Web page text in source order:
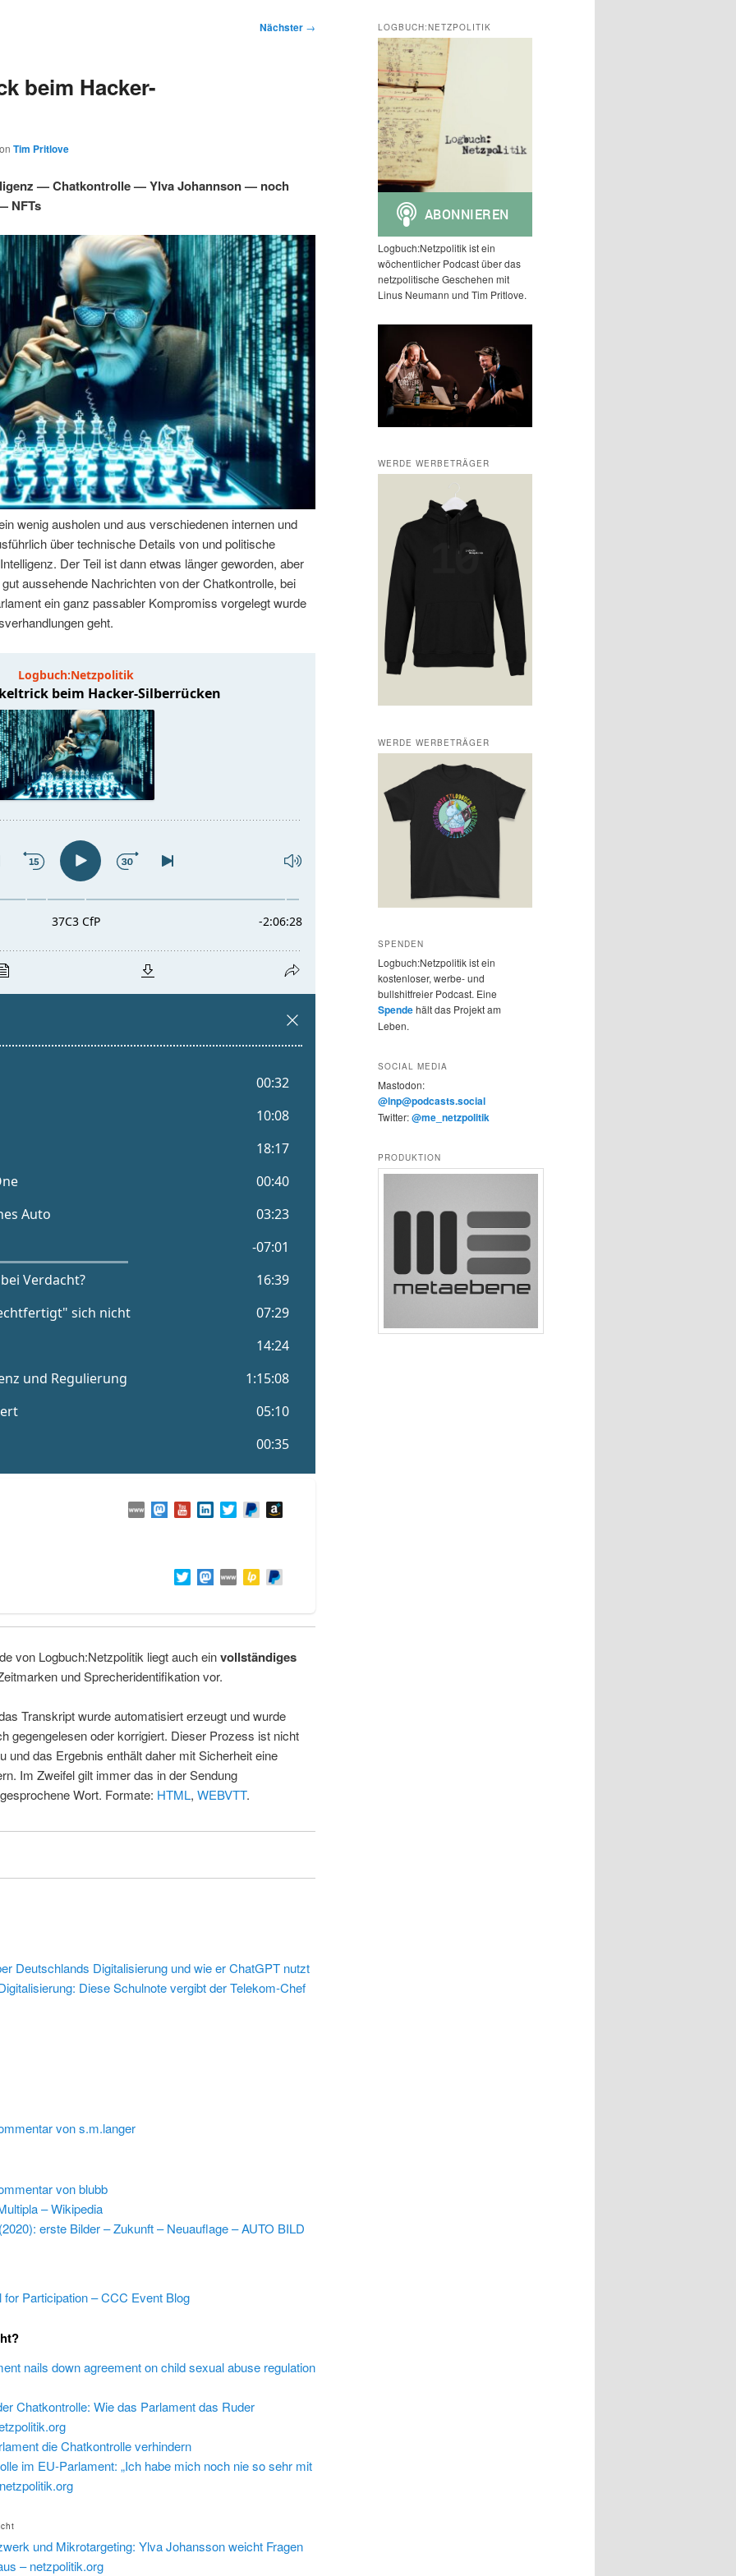
Nächster →
beim Hacker-
Tim Pritlove
— Chatkontrolle — Ylva Johannson — noch
NFTs
wenig ausholen und aus verschiedenen internen und
über technische Details von und politische
Der Teil ist dann etwas länger geworden, aber
aussehende Nachrichten von der Chatkontrolle, bei
ein ganz passabler Kompromiss vorgelegt wurde
geht.
von Logbuch:Netzpolitik liegt auch einvollständiges
und Sprecheridentifikation vor.
Transkript wurde automatisiert erzeugt und wurde
gegengelesen oder korrigiert. Dieser Prozess ist nicht
und das Ergebnis enthält daher mit Sicherheit eine
Im Zweifel gilt immer das in der Sendung
Wort. Formate: HTML, WEBVTT.
Deutschlands Digitalisierung und wie er ChatGPT nutzt
Diese Schulnote vergibt der Telekom-Chef
von s.m.langer
von blubb
– Wikipedia
erste Bilder – Zukunft – Neuauflage – AUTO BILD
for Participation – CCC Event Blog
nails down agreement on child sexual abuse regulation
Chatkontrolle: Wie das Parlament das Ruder
die Chatkontrolle verhindern
im EU-Parlament: „Ich habe mich noch nie so sehr mit
und Mikrotargeting: Ylva Johansson weicht Fragen
– netzpolitik.org
LOGBUCH:NETZPOLITIK
Logbuch:Netzpolitik ist ein
wöchentlicher Podcast über das
netzpolitische Geschehen mit
Linus Neumann und Tim Pritlove.
WERDE WERBETRÄGER
WERDE WERBETRÄGER
SPENDEN
Logbuch:Netzpolitik ist ein
kostenloser, werbe- und
bullshitfreier Podcast. Eine
Spendehält das Projekt am
Leben.
SOCIAL MEDIA
Mastodon:
@lnp@podcasts.social
Twitter:@me_netzpolitik
PRODUKTION